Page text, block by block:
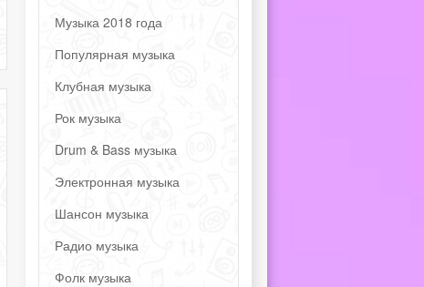
Музыка 2018 года
Популярная музыка
Клубная музыка
Рок музыка
Drum & Bass музыка
Электронная музыка
Шансон музыка
Радио музыка
Фолк музыка